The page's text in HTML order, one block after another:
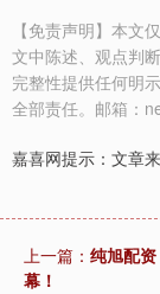
【免责声明】本文
文中陈述、观点判
完整性提供任何明
全部责任。邮箱：
嘉喜网提示：文章
上一篇： 纯旭配
幕！